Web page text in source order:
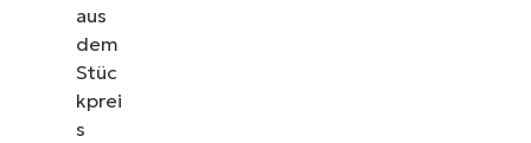
aus
dem
Stüc
kprei
s